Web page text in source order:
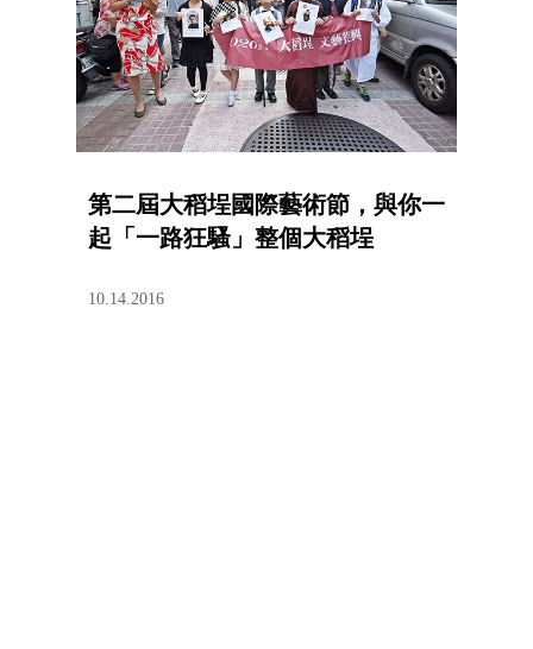
第二屆大稻埕國際藝術節，與你一
起「一路狂騷」整個大稻埕
10.14.2016